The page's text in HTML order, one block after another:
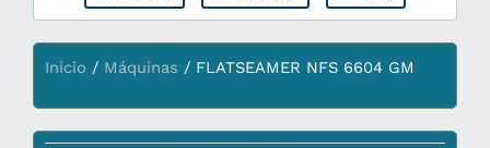
Inicio / Máquinas / FLATSEAMER NFS 6604 GM